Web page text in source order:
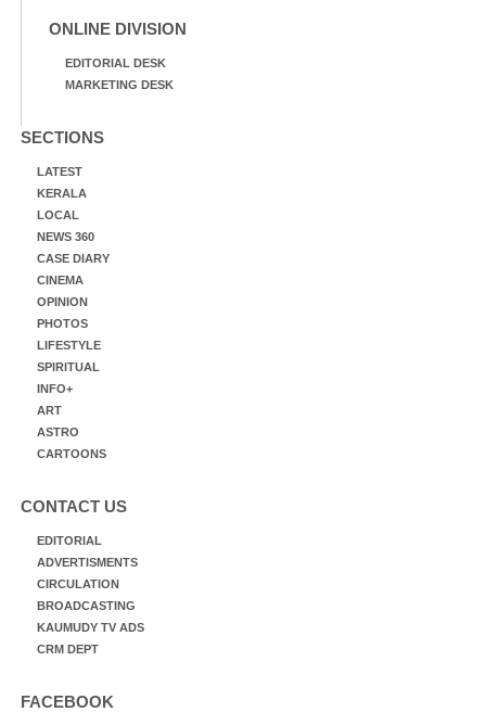
ONLINE DIVISION
EDITORIAL DESK
MARKETING DESK
SECTIONS
LATEST
KERALA
LOCAL
NEWS 360
CASE DIARY
CINEMA
OPINION
PHOTOS
LIFESTYLE
SPIRITUAL
INFO+
ART
ASTRO
CARTOONS
CONTACT US
EDITORIAL
ADVERTISMENTS
CIRCULATION
BROADCASTING
KAUMUDY TV ADS
CRM DEPT
FACEBOOK